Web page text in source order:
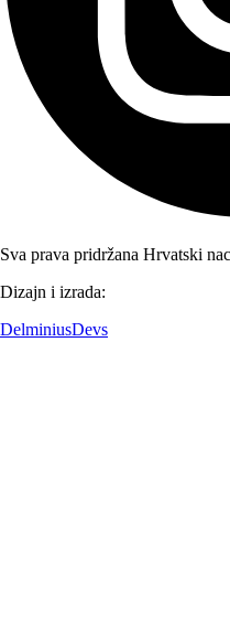
Sva prava pridržana Hrvatski
Dizajn i izrada:
DelminiusDevs